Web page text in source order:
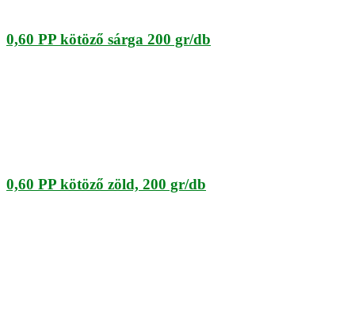
0,60 PP kötöző sárga 200 gr/db
0,60 PP kötöző zöld, 200 gr/db